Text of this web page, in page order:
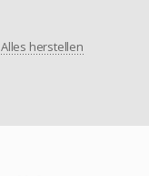
Alles herstellen